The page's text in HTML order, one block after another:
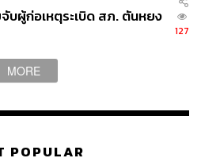
บผู้ก่อเหตุระเบิด สภ. ตันหยง
127
MORE
POPULAR